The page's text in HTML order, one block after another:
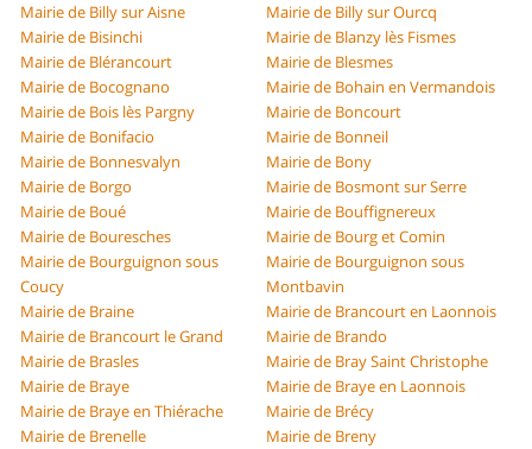
Mairie de Billy sur Aisne
Mairie de Billy sur Ourcq
Mairie de Bisinchi
Mairie de Blanzy lès Fismes
Mairie de Blérancourt
Mairie de Blesmes
Mairie de Bocognano
Mairie de Bohain en Vermandois
Mairie de Bois lès Pargny
Mairie de Boncourt
Mairie de Bonifacio
Mairie de Bonneil
Mairie de Bonnesvalyn
Mairie de Bony
Mairie de Borgo
Mairie de Bosmont sur Serre
Mairie de Boué
Mairie de Bouffignereux
Mairie de Bouresches
Mairie de Bourg et Comin
Mairie de Bourguignon sous
Coucy
Mairie de Bourguignon sous
Montbavin
Mairie de Braine
Mairie de Brancourt en Laonnois
Mairie de Brancourt le Grand
Mairie de Brando
Mairie de Brasles
Mairie de Bray Saint Christophe
Mairie de Braye
Mairie de Braye en Laonnois
Mairie de Braye en Thiérache
Mairie de Brécy
Mairie de Brenelle
Mairie de Breny